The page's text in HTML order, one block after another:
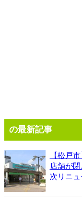
の最新記事
【松戸
店舗が
次リニ